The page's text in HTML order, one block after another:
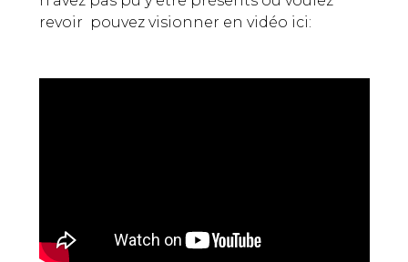
revoir pouvez visionner en vidéo ici: